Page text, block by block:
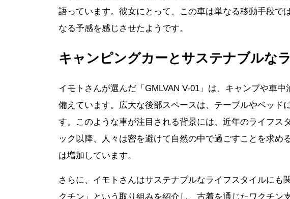
語っています。彼女にとって、この車は単なる移動手段で
なる予感を感じさせたようです。
キャンピングカーとサステナブルな
イモトさんが選んだ「GMLVAN V-01」は、キャンプや車
備えています。広大な後部スペースは、テーブルやベッド
す。このような車が注目される背景には、近年のライフス
ック以降、人々は密を避けて自然の中で過ごすことを求め
は増加しています。
さらに、イモトさんはサステナブルなライフスタイルにも
クチン」という取り組みを紹介し、古着を通じたワクチン